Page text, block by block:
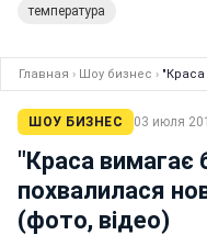
температура
Главная › Шоу бизнес ›
ШОУ БИЗНЕС 03 июля
"Краса вимагає
похвалилася
(фото, відео)